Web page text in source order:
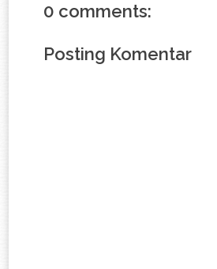
0 comments:
Posting Komentar